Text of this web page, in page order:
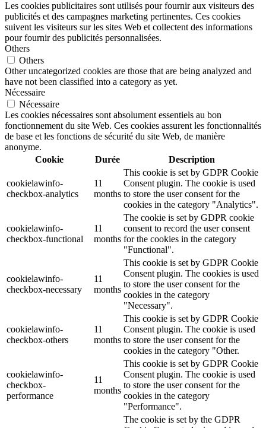
Les cookies publicitaires sont utilisés pour fournir aux visiteurs des
publicités et des campagnes marketing pertinentes. Ces cookies
suivent les visiteurs sur les sites Web et collectent des informations
pour fournir des publicités personnalisées.
Others
Others
Other uncategorized cookies are those that are being analyzed and
have not been classified into a category as yet.
Nécessaire
Nécessaire
Les cookies nécessaires sont absolument essentiels au bon
fonctionnement du site Web. Ces cookies assurent les fonctionnalités
de base et les fonctions de sécurité du site Web, de manière
anonyme.
Cookie
Durée Description
cookielawinfo-
checkbox-analytics
11
months
This cookie is set by GDPR Cookie
Consent plugin. The cookie is used
to store the user consent for the
cookies in the category "Analytics".
cookielawinfo-
checkbox-functional
11
months
The cookie is set by GDPR cookie
consent to record the user consent
for the cookies in the category
"Functional".
cookielawinfo-
checkbox-necessary
11
months
This cookie is set by GDPR Cookie
Consent plugin. The cookies is used
to store the user consent for the
cookies in the category
"Necessary".
cookielawinfo-
checkbox-others
11
months
This cookie is set by GDPR Cookie
Consent plugin. The cookie is used
to store the user consent for the
cookies in the category "Other.
cookielawinfo-
checkbox-
performance
11
months
This cookie is set by GDPR Cookie
Consent plugin. The cookie is used
to store the user consent for the
cookies in the category
"Performance".
The cookie is set by the GDPR